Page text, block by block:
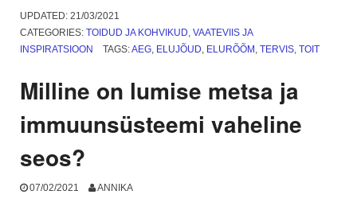
toimub
all”
UPDATED: 21/03/2021
CATEGORIES: TOIDUD JA KOHVIKUD, VAATEVIIS JA
INSPIRATSIOON
TAGS:AEG, ELUJÕUD, ELURÕÕM , TERVIS, TOIT
Milline on lumise metsa ja
immuunsüsteemi vaheline
seos?
07/02/2021 ANNIKA